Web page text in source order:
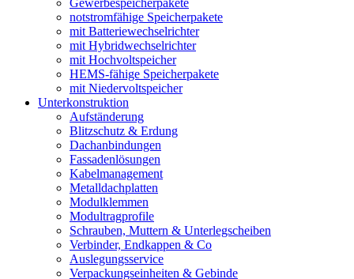
notstromfähige Speicherpakete
mit Batteriewechselrichter
mit Hybridwechselrichter
mit Hochvoltspeicher
HEMS-fähige Speicherpakete
mit Niedervoltspeicher
Unterkonstruktion
Aufständerung
Blitzschutz & Erdung
Dachanbindungen
Fassadenlösungen
Kabelmanagement
Metalldachplatten
Modulklemmen
Modultragprofile
Schrauben, Muttern & Unterlegscheiben
Verbinder, Endkappen & Co
Auslegungsservice
Verpackungseinheiten & Gebinde